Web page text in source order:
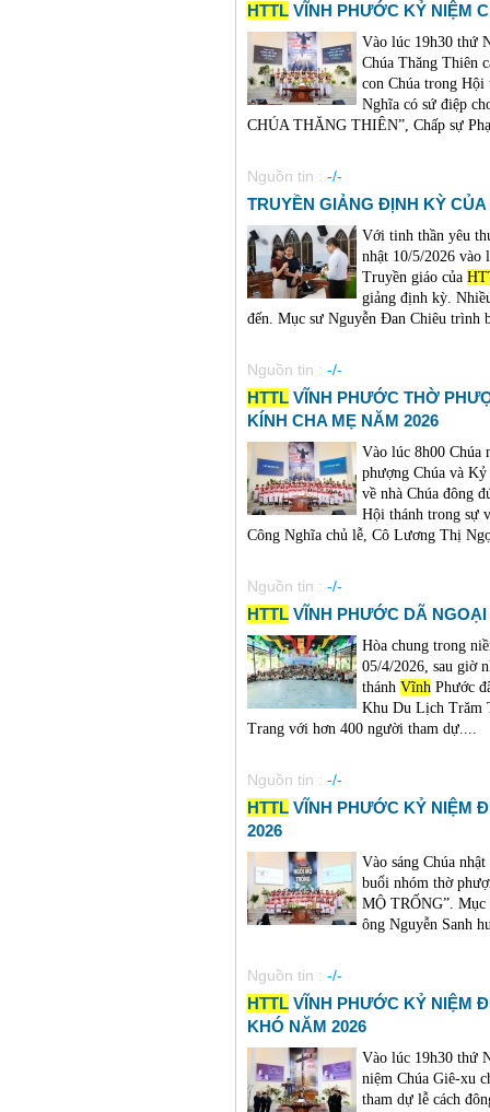
HTTL VĨNH PHƯỚC KỶ NIỆM
Vào lúc 19h30 thứ
Chúa Thăng Thiên
con Chúa trong Hội
Nghĩa có sứ điệp
CHÚA THĂNG THIÊN”, Chấp sự
Nguồn tin : -/-
TRUYỀN GIẢNG ĐỊNH KỲ CỦA
Với tinh thần yêu
nhật 10/5/2026 vào
Truyền giáo của
giảng định kỳ.
đến. Mục sư Nguyễn Đan Chiêu trình
Nguồn tin : -/-
HTTL VĨNH PHƯỚC THỜ
KÍNH CHA MẸ NĂM 2026
Vào lúc 8h00 Chúa
phượng Chúa và
về nhà Chúa đông
Hội thánh trong sự
Công Nghĩa chủ lễ, Cô Lương Thị
Nguồn tin : -/-
HTTL VĨNH PHƯỚC DÃ
Hòa chung trong
05/4/2026, sau giờ
thánh Vĩnh Phước
Khu Du Lịch Trăm
Trang với hơn 400 người tham dự....
Nguồn tin : -/-
HTTL VĨNH PHƯỚC KỶ NIỆM
2026
Vào sáng Chúa
buổi nhóm thờ
MỘ TRỐNG”. Mục
ông Nguyễn Sanh
Nguồn tin : -/-
HTTL VĨNH PHƯỚC KỶ NIỆM
KHÓ NĂM 2026
Vào lúc 19h30 thứ
niệm Chúa Giê-xu
tham dự lễ cách